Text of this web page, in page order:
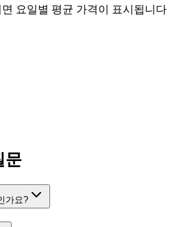
요일별 평균 가격이 표시됩니다
문
가요?